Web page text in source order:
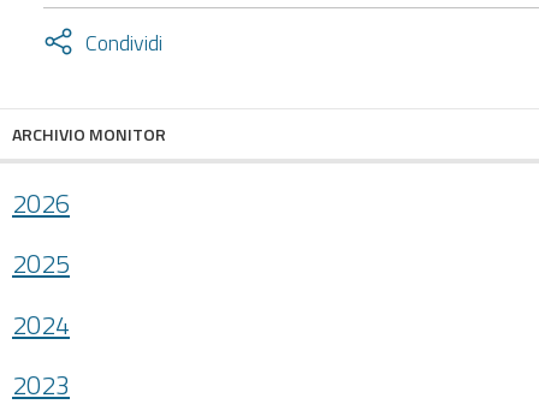
Kb) Condividi
Attiva
ARCHIVIO MONITOR
2026
2025
2024
2023